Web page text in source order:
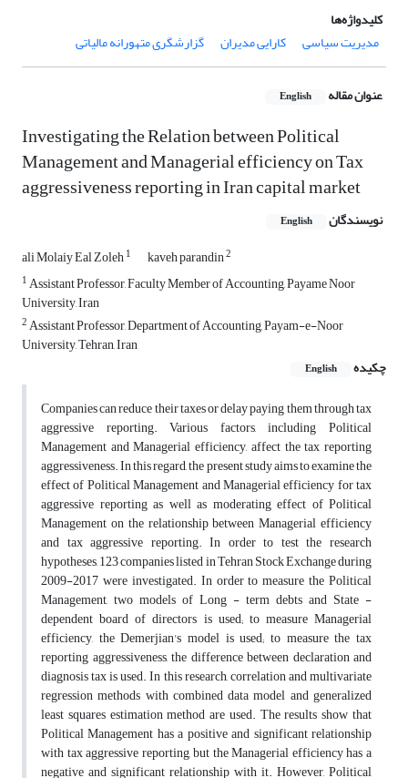
کلیدواژه‌ها
مدیریت سیاسی
کارایی مدیران گزارشگری متهورانه مالیاتی
عنوان مقاله English
Investigating the Relation between Political
Management and Managerial efficiency on Tax
aggressiveness reporting in Iran capital market
نویسندگان English
ali Molaiy Eal Zoleh1 kaveh parandin2
1Assistant Professor, Faculty Member of Accounting, Payame Noor
University, Iran
2Assistant Professor, Department of Accounting, Payam-e-Noor
University, Tehran, Iran
چکیده
English
Companies can reduce their taxes or delay paying them through tax
aggressive reporting. Various factors, including Political
Management and Managerial efficiency, affect the tax reporting
aggressiveness. In this regard, the present study aims to examine the
effect of Political Management and Managerial efficiency for tax
aggressive reporting as well as moderating effect of Political
Management on the relationship between Managerial efficiency
and tax aggressive reporting. In order to test the research
hypotheses, 123 companies listed in Tehran Stock Exchange during
2009-2017 were investigated. In order to measure the Political
Management, two models of Long - term debts and State -
dependent board of directors is used; to measure Managerial
efficiency, the Demerjian's model is used; to measure the tax
reporting aggressiveness, the difference between declaration and
diagnosis tax is used. In this research, correlation and multivariate
regression methods with combined data model and generalized
least squares estimation method are used. The results show that
Political Management has a positive and significant relationship
with tax aggressive reporting, but the Managerial efficiency has a
negative and significant relationship with it. However, Political